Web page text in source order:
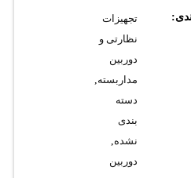
تجهیزات
نظارتی و
دوربین
مداربسته,
دسته
بندی
نشده,
دوربین